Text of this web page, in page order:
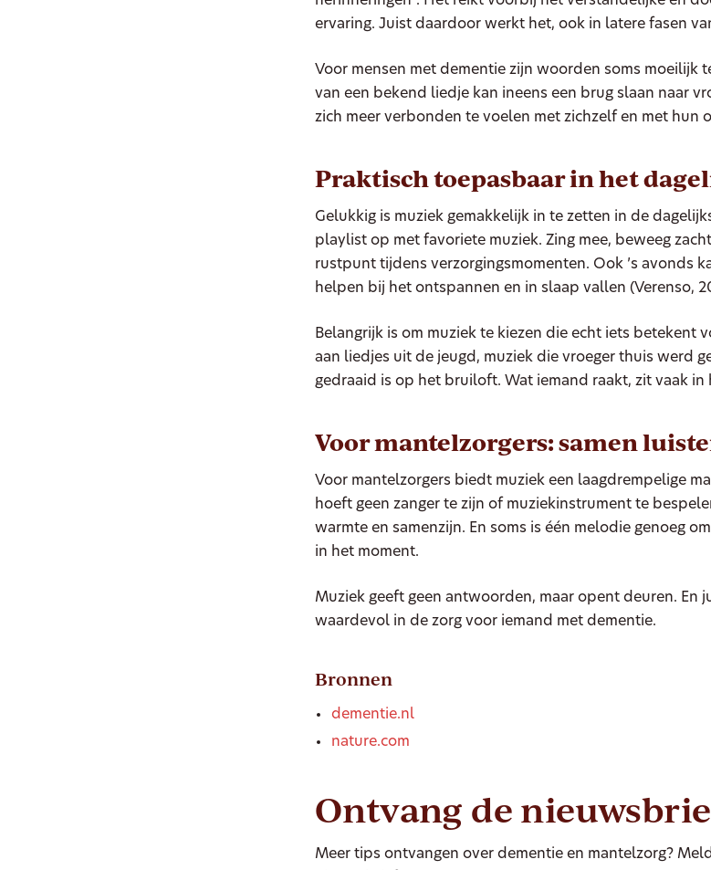
ervaring. Juist daardoor werkt het, ook in latere fasen
Voor mensen met dementie zijn woorden soms moeilijk
van een bekend liedje kan ineens een brug slaan naar
zich meer verbonden te voelen met zichzelf en met hun
Praktisch toepasbaar in het
Gelukkig is muziek gemakkelijk in te zetten in de
playlist op met favoriete muziek. Zing mee, beweeg
rustpunt tijdens verzorgingsmomenten. Ook ’s avonds
helpen bij het ontspannen en in slaap vallen (Verenso,
Belangrijk is om muziek te kiezen die echt iets betekent
aan liedjes uit de jeugd, muziek die vroeger thuis werd
gedraaid is op het bruiloft. Wat iemand raakt, zit vaak
Voor mantelzorgers: samen
Voor mantelzorgers biedt muziek een laagdrempelige
hoeft geen zanger te zijn of muziekinstrument te
warmte en samenzijn. En soms is één melodie genoeg
in het moment.
Muziek geeft geen antwoorden, maar opent deuren. En
waardevol in de zorg voor iemand met dementie.
Bronnen
dementie.nl
nature.com
Ontvang de
Meer tips ontvangen over dementie en mantelzorg?